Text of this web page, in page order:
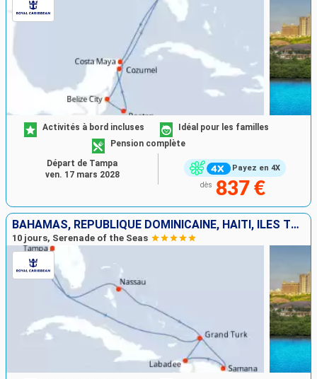
Payez en 4X
Activités à bord incluses
Idéal pour les familles
Pension complète
dès 837 €
Départ de Tampa
ven. 17 mars 2028
BAHAMAS, RÉPUBLIQUE DOMINICAINE, HAÏTI, ÎLES TURQUES-ET-CAÏQUES, ÉTATS-UNIS
10 jours, Serenade of the Seas